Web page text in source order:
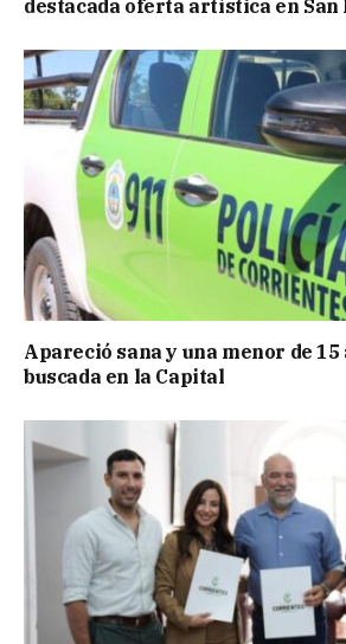
destacada oferta artística en San
Apareció sana y una menor de 15
buscada en la Capital